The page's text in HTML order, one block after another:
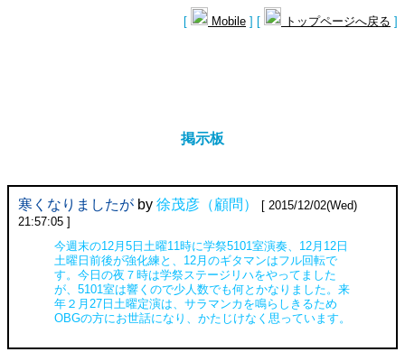
[ Mobile ] [ トップページへ戻る ]
掲示板
寒くなりましたが by 徐茂彦（顧問）
[ 2015/12/02(Wed)
21:57:05 ]
今週末の12月5日土曜11時に学祭5101室演奏、12月12日
土曜日前後が強化練と、12月のギタマンはフル回転で
す。今日の夜７時は学祭ステージリハをやってました
が、5101室は響くので少人数でも何とかなりました。来
年２月27日土曜定演は、サラマンカを鳴らしきるため
OBGの方にお世話になり、かたじけなく思っています。